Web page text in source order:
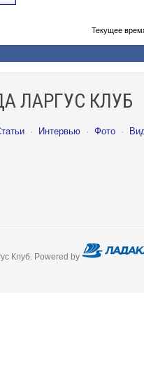
Текущее
ЛАРГУС КЛУБ
· Интервью · Фото ·
Клуб. Powered by